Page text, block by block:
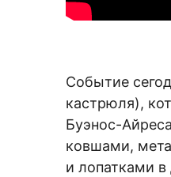
Событие
кастрюля),
Буэнос-
ковшами,
и лопатками